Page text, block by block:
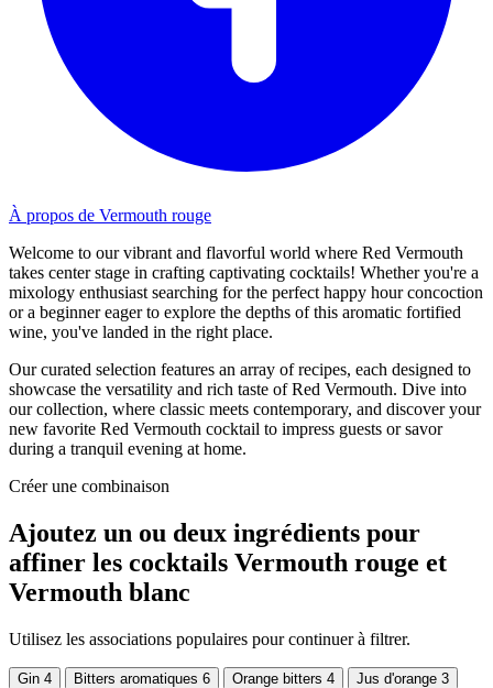
À propos de Vermouth rouge
Welcome to our vibrant and flavorful world where Red Vermouth
takes center stage in crafting captivating cocktails! Whether you're a
mixology enthusiast searching for the perfect happy hour concoction
or a beginner eager to explore the depths of this aromatic fortified
wine, you've landed in the right place.
Our curated selection features an array of recipes, each designed to
showcase the versatility and rich taste of Red Vermouth. Dive into
our collection, where classic meets contemporary, and discover your
new favorite Red Vermouth cocktail to impress guests or savor
during a tranquil evening at home.
Créer une combinaison
Ajoutez un ou deux ingrédients pour
affiner les cocktails Vermouth rouge et
Vermouth blanc
Utilisez les associations populaires pour continuer à filtrer.
Gin 4 Bitters aromatiques 6 Orange bitters 4 Jus d'orange 3